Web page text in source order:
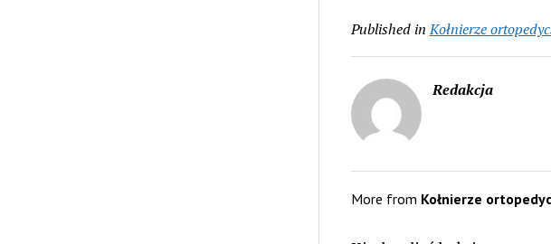
Published in Kołnierze
Redakcja
More from Kołnierze